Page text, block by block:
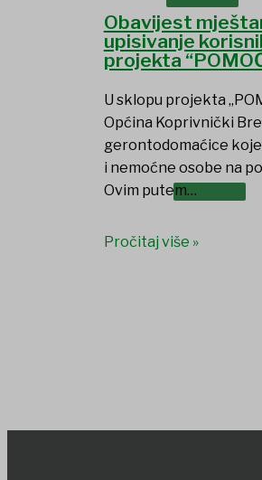
DOKUMENTI
Obavijest
upisivanje
projekta
U sklopu projekta
Općina Koprivnički
gerontodomaćice
i nemoćne osobe na
Ovim putem…
Pročitaj više »